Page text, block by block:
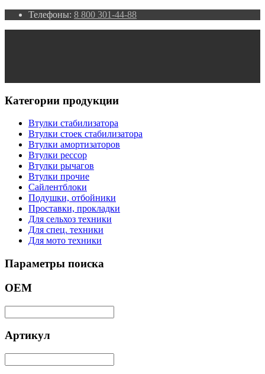
Телефоны: 8 800 301-44-88
Категории продукции
Втулки стабилизатора
Втулки стоек стабилизатора
Втулки амортизаторов
Втулки рессор
Втулки рычагов
Втулки прочие
Сайлентблоки
Подушки, отбойники
Проставки, прокладки
Для сельхоз техники
Для спец. техники
Для мото техники
Параметры поиска
ОЕМ
Артикул